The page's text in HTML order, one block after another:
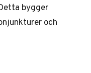
bygger
och